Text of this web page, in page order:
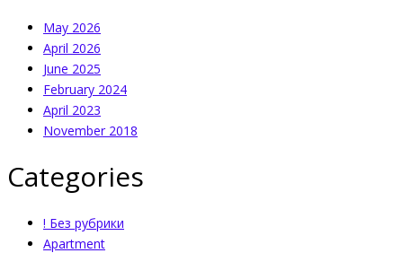
May 2026
April 2026
June 2025
February 2024
April 2023
November 2018
Categories
! Без рубрики
Apartment